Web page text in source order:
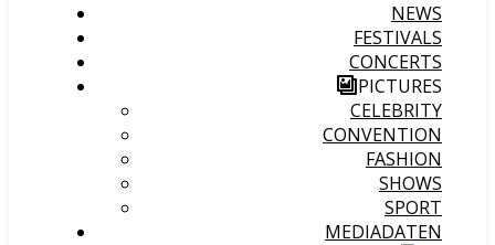
NEWS
FESTIVALS
CONCERTS
PICTURES
CELEBRITY
CONVENTION
FASHION
SHOWS
SPORT
MEDIADATEN